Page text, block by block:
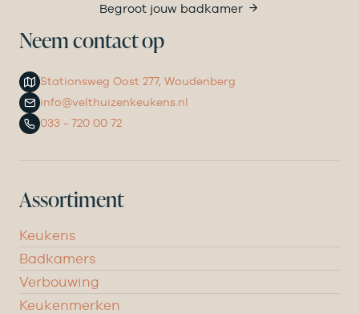
Begroot jouw badkamer
Neem contact op
Stationsweg Oost 277, Woudenberg
info@velthuizenkeukens.nl
033 - 720 00 72
Assortiment
Keukens
Badkamers
Verbouwing
Keukenmerken